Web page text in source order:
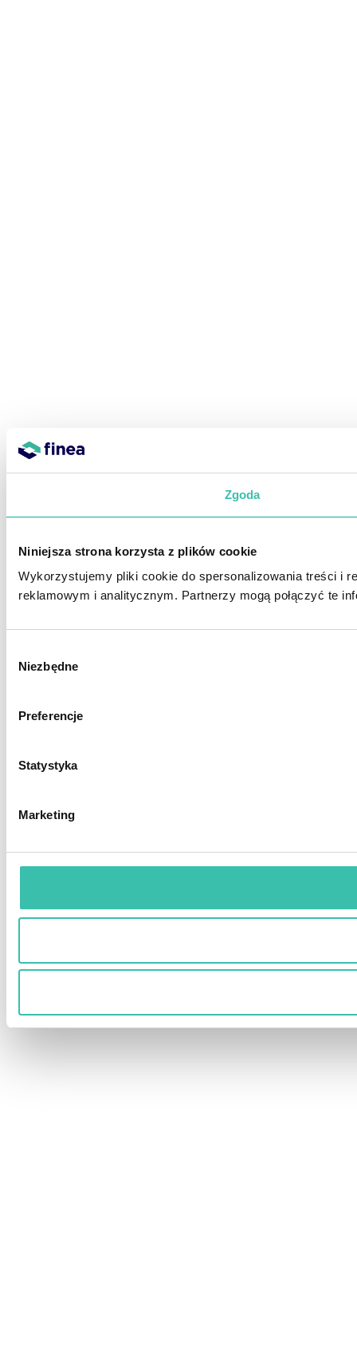
Zgoda
Niniejsza strona korzysta z plików cookie
Wykorzystujemy pliki cookie do spersonalizowania treści i
reklamowym i analitycznym. Partnerzy mogą połączyć te
zgody
Niezbędne
Preferencje
Statystyka
Marketing